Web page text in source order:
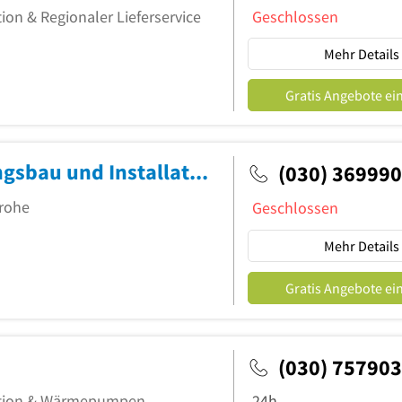
& Regionaler Lieferservice Geschlossen
Mehr Details
Gratis Angebote
Leppin Haustechnik GmbH Heizungsbau und Installationen (030)
Geschlossen
Mehr Details
Gratis Angebote
(030)